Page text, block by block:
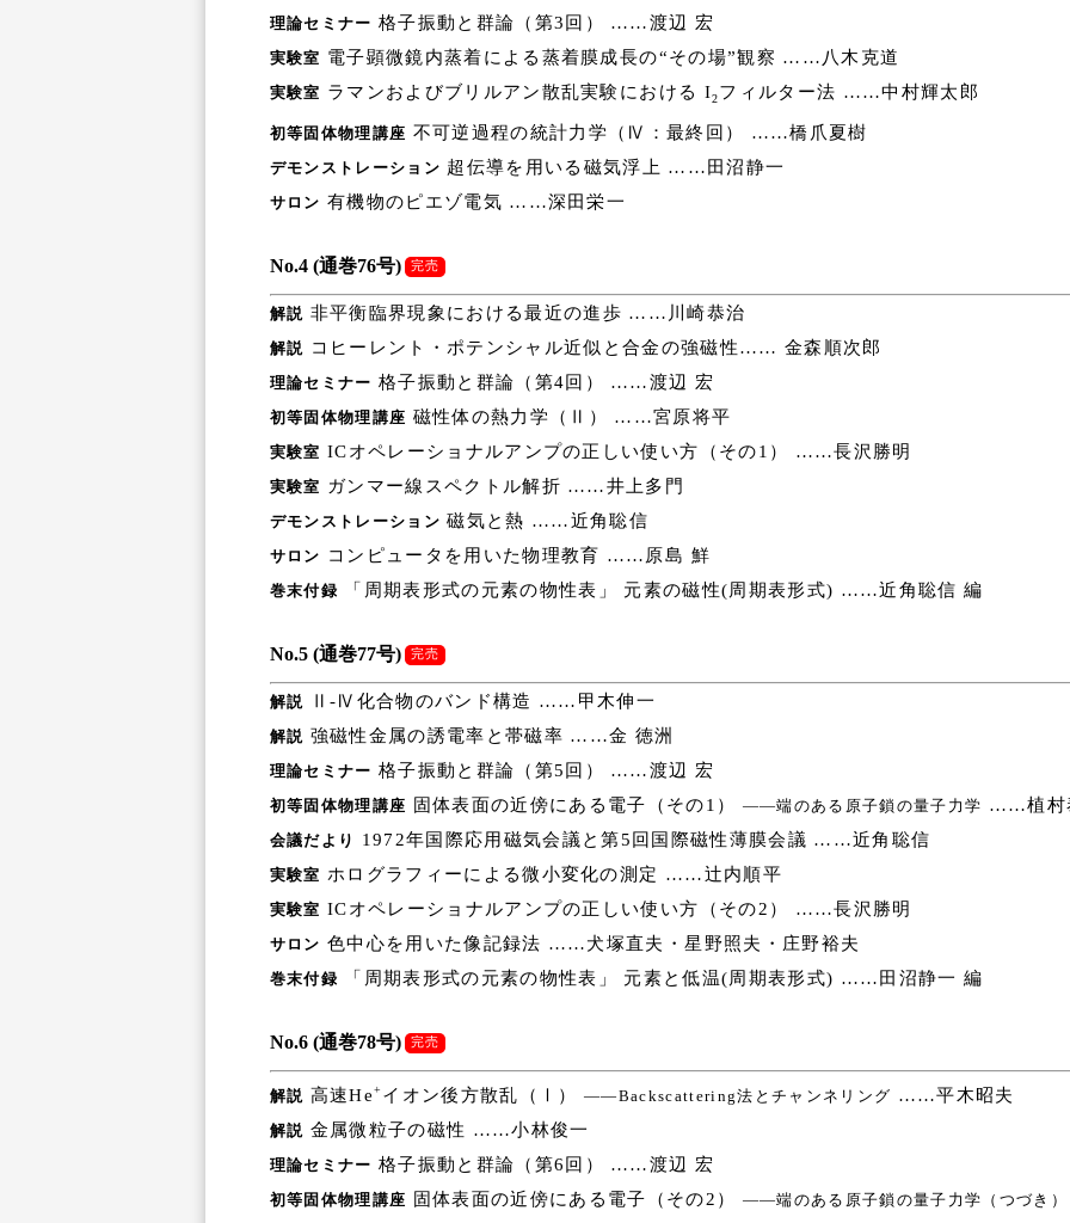
理論セミナー 格子振動と群論（第3回） ……渡辺 宏
実験室 電子顕微鏡内蒸着による蒸着膜成長の“その場”観察 ……八木克道
実験室 ラマンおよびブリルアン散乱実験における I2フィルター法 ……中村輝太郎
初等固体物理講座 不可逆過程の統計力学（Ⅳ：最終回） ……橋爪夏樹
デモンストレーション 超伝導を用いる磁気浮上 ……田沼静一
サロン 有機物のピエゾ電気 ……深田栄一
No.4 (通巻76号) 完売
解説 非平衡臨界現象における最近の進歩 ……川崎恭治
解説 コヒーレント・ポテンシャル近似と合金の強磁性…… 金森順次郎
理論セミナー 格子振動と群論（第4回） ……渡辺 宏
初等固体物理講座 磁性体の熱力学（Ⅱ） ……宮原将平
実験室 ICオペレーショナルアンプの正しい使い方（その1） ……長沢勝明
実験室 ガンマー線スペクトル解折 ……井上多門
デモンストレーション 磁気と熱 ……近角聡信
サロン コンピュータを用いた物理教育 ……原島 鮮
巻末付録「周期表形式の元素の物性表」 元素の磁性(周期表形式) ……近角聡信 編
No.5 (通巻77号) 完売
解説 Ⅱ-Ⅳ化合物のバンド構造 ……甲木伸一
解説 強磁性金属の誘電率と帯磁率 ……金 徳洲
理論セミナー 格子振動と群論（第5回） ……渡辺 宏
初等固体物理講座 固体表面の近傍にある電子（その1） ――端のある原子鎖の量子力学 ……植村
会議だより 1972年国際応用磁気会議と第5回国際磁性薄膜会議 ……近角聡信
実験室 ホログラフィーによる微小変化の測定 ……辻内順平
実験室 ICオペレーショナルアンプの正しい使い方（その2） ……長沢勝明
サロン 色中心を用いた像記録法 ……犬塚直夫・星野照夫・庄野裕夫
巻末付録「周期表形式の元素の物性表」 元素と低温(周期表形式) ……田沼静一 編
No.6 (通巻78号) 完売
解説 高速He+ イオン後方散乱（Ⅰ） ――Backscattering法とチャンネリング ……平木昭夫
解説 金属微粒子の磁性 ……小林俊一
理論セミナー 格子振動と群論（第6回） ……渡辺 宏
初等固体物理講座 固体表面の近傍にある電子（その2） ――端のある原子鎖の量子力学（つづき）